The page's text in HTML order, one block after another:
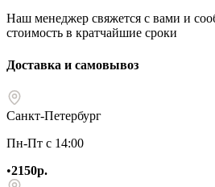
Наш менеджер свяжется с вами и
стоимость в кратчайшие сроки
Доставка и самовывоз
Санкт-Петербург
Пн-Пт с 14:00
•2150р.